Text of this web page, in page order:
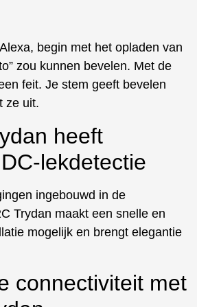
begin met het opladen van
zou kunnen bevelen. Met de
feit. Je stem geeft bevelen
ze uit.
heeft
lekdetectie
ingebouwd in de
Trydan maakt een snelle en
mogelijk en brengt elegantie
connectiviteit met